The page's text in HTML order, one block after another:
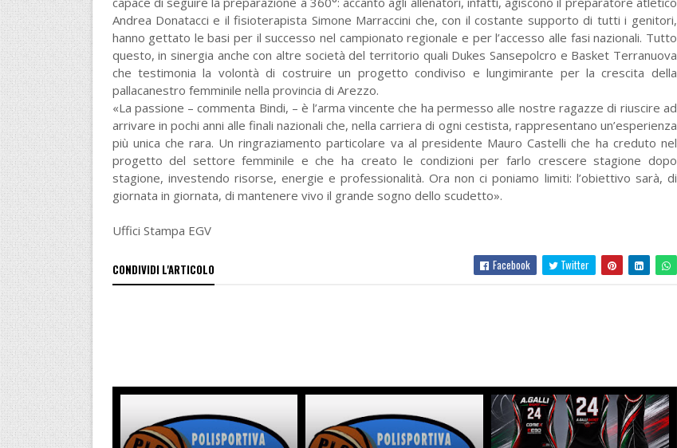
Andrea Donatacci e il fisioterapista Simone Marraccini che, con il costante supporto di tutti i genitori,
hanno gettato le basi per il successo nel campionato regionale e per l’accesso alle fasi nazionali. Tutto
questo, in sinergia anche con altre società del territorio quali Dukes Sansepolcro e Basket Terranuova
che testimonia la volontà di costruire un progetto condiviso e lungimirante per la crescita della
pallacanestro femminile nella provincia di Arezzo.
«La passione – commenta Bindi, – è l’arma vincente che ha permesso alle nostre ragazze di riuscire ad
arrivare in pochi anni alle finali nazionali che, nella carriera di ogni cestista, rappresentano un’esperienza
più unica che rara. Un ringraziamento particolare va al presidente Mauro Castelli che ha creduto nel
progetto del settore femminile e che ha creato le condizioni per farlo crescere stagione dopo
stagione, investendo risorse, energie e professionalità. Ora non ci poniamo limiti: l’obiettivo sarà, di
giornata in giornata, di mantenere vivo il grande sogno dello scudetto».
Uffici Stampa EGV
CONDIVIDI L'ARTICOLO Facebook Twitter